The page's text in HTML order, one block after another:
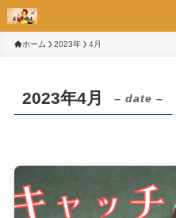
ホーム 2023年 4月
2023年4月 – date –